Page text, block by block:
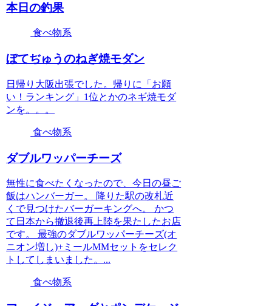
本日の釣果
食べ物系
ぼてぢゅうのねぎ焼モダン
日帰り大阪出張でした。帰りに「お願
い！ランキング」1位とかのネギ焼モダ
ンを。。。
食べ物系
ダブルワッパーチーズ
無性に食べたくなったので、今日の昼ご
飯はハンバーガー。 降りた駅の改札近
くで見つけたバーガーキングへ。 かつ
て日本から撤退後再上陸を果たしたお店
です。 最強のダブルワッパーチーズ(オ
ニオン増し)+ミールMMセットをセレク
トしてしまいました。...
食べ物系